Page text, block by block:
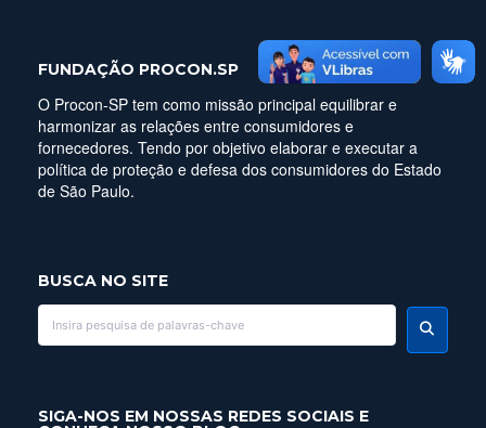
FUNDAÇÃO PROCON.SP
O Procon-SP tem como missão principal equilibrar e
harmonizar as relações entre consumidores e
fornecedores. Tendo por objetivo elaborar e executar a
política de proteção e defesa dos consumidores do Estado
de São Paulo.
BUSCA NO SITE
SIGA-NOS EM NOSSAS REDES SOCIAIS E